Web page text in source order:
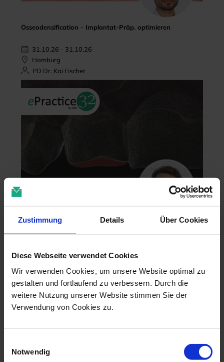
Zustimmung Details Über Cookies
Diese Webseite verwendet Cookies
Wir verwenden Cookies, um unsere Website optimal zu
gestalten und fortlaufend zu verbessern. Durch die
weitere Nutzung unserer Website stimmen Sie der
Verwendung von Cookies zu.
Notwendig
Osseodensification - Implantat-Präp. optimieren
31.10.26 - 31.10.26
Hamburg
PD Dr. Kai Fischer
Zahntechnik im 4D-Zeitalter
online
Dr. Christian Leonhardt